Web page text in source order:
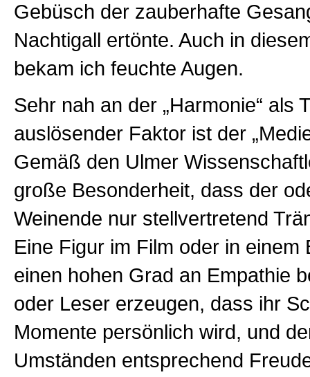
Gebüsch der zauberhafte
Nachtigall ertönte. Auch in
bekam ich feuchte Augen.
Sehr nah an der „Harmonie“ als
auslösender Faktor ist der
Gemäß den Ulmer
große Besonderheit, dass der
Weinende nur stellvertretend
Eine Figur im Film oder in einem
einen hohen Grad an Empathie
oder Leser erzeugen, dass ihr
Momente persönlich wird, und
Umständen entsprechend